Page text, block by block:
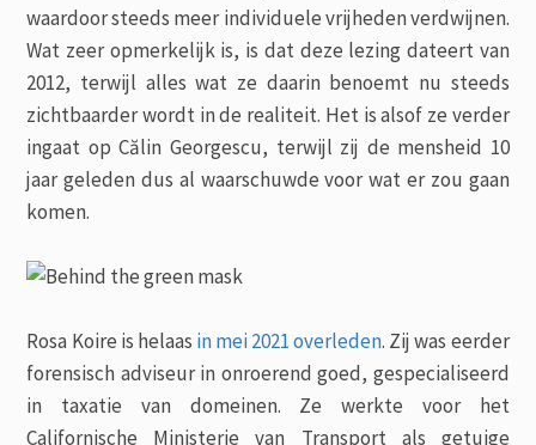
waardoor steeds meer individuele vrijheden verdwijnen.
Wat zeer opmerkelijk is, is dat deze lezing dateert van
2012, terwijl alles wat ze daarin benoemt nu steeds
zichtbaarder wordt in de realiteit. Het is alsof ze verder
ingaat op Călin Georgescu, terwijl zij de mensheid 10
jaar geleden dus al waarschuwde voor wat er zou gaan
komen.
Rosa Koire is helaas in mei 2021 overleden. Zij was eerder
forensisch adviseur in onroerend goed, gespecialiseerd
in taxatie van domeinen. Ze werkte voor het
Californische Ministerie van Transport als getuige